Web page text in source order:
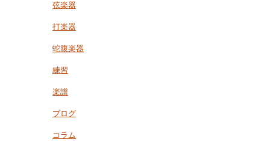
弦楽器
打楽器
蛇腹楽器
練習
楽譜
ブログ
コラム